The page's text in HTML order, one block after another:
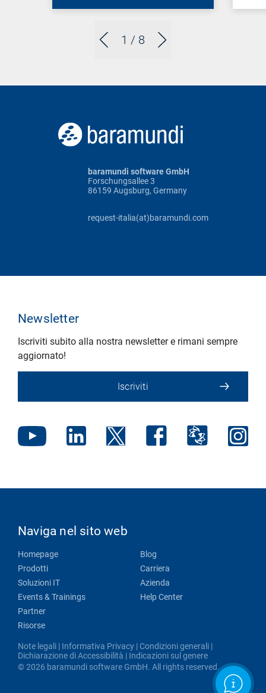
1 / 8
baramundi software GmbH
Forschungsallee 3
86159 Augsburg, Germany
request-italia(at)baramundi.com
Newsletter
Iscriviti subito alla nostra newsletter e rimani sempre
aggiornato!
Iscriviti
Naviga nel sito web
Homepage
Prodotti
Soluzioni IT
Events & Trainings
Partner
Risorse
Blog
Carriera
Azienda
Help Center
Note legali | Informativa Privacy | Condizioni generali |
Dichiarazione di Accessibilità | Indicazioni sul genere
© 2026 baramundi software GmbH. All rights reserved.